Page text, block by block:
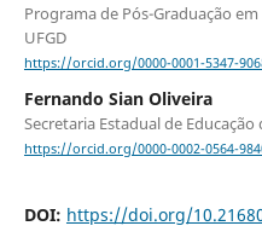
Programa de Pós-Graduação
UFGD
https://orcid.org/0000-0001-5347-
Fernando Sian Oliveira
Secretaria Estadual de
https://orcid.org/0000-0002-0564-
DOI: https://doi.org/